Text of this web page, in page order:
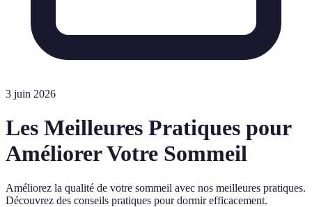
3 juin 2026
Les Meilleures Pratiques pour
Améliorer Votre Sommeil
Améliorez la qualité de votre sommeil avec nos meilleures pratiques.
Découvrez des conseils pratiques pour dormir efficacement.